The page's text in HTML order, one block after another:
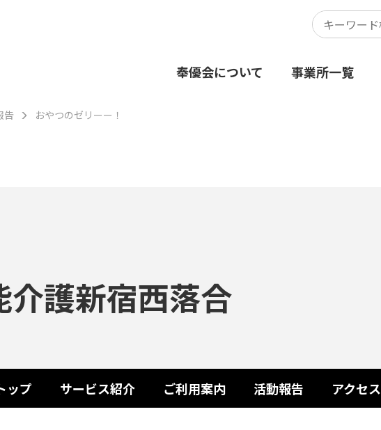
奉優会について 事業所一覧
告 おやつのゼリーー！
護新宿西落合
ップ サービス紹介 ご利用案内 活動報告 アクセス